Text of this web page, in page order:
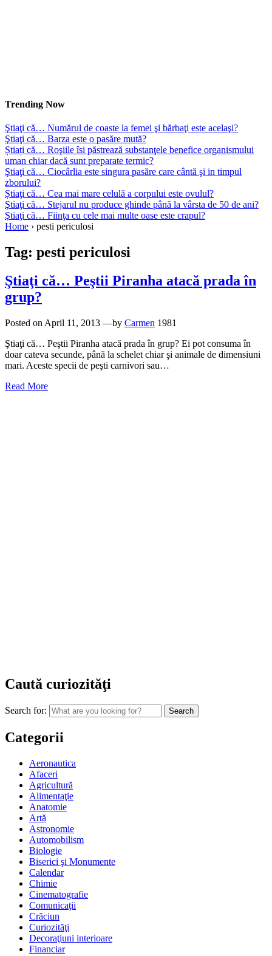
Trending Now
Ştiaţi că… Numărul de coaste la femei şi bărbaţi este acelaşi?
Ştiaţi că… Barza este o pasăre mută?
Știați că… Roşiile îsi păstrează substanţele benefice organismului
uman chiar dacă sunt preparate termic?
Ştiaţi că… Ciocârlia este singura pasăre care cântă şi in timpul
zborului?
Știaţi că… Cea mai mare celulă a corpului este ovulul?
Ştiaţi că… Stejarul nu produce ghinde până la vârsta de 50 de ani?
Ştiaţi că… Fiinţa cu cele mai multe oase este crapul?
Home › pesti periculosi
Tag: pesti periculosi
Ştiaţi că… Peştii Piranha atacă prada în
grup?
Posted on April 11, 2013 —by Carmen 1981
Ştiaţi că… Peştii Piranha atacă prada în grup? Ei pot consuma în
doar cateva secunde, până la schelet chiar şi animale de dimensiuni
mari. Aceste specii de peşti carnivori sau…
Read More
Caută curiozităţi
Search for:
Categorii
Aeronautica
Afaceri
Agricultură
Alimentaţie
Anatomie
Artă
Astronomie
Automobilism
Biologie
Biserici şi Monumente
Calendar
Chimie
Cinematografie
Comunicaţii
Crăciun
Curiozităţi
Decoraţiuni interioare
Financiar